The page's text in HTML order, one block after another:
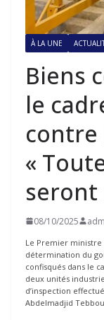
À LA UNE
Biens
le
contre
«
seront
08/10/2025
Le Premier ministre
détermination du
confisqués dans le
deux unités
d’inspection
Abdelmadjid